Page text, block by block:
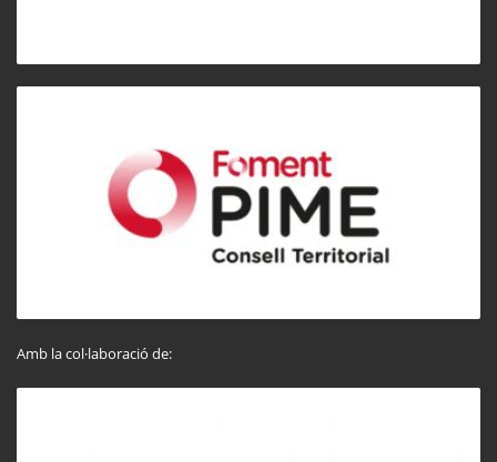
Amb la col·laboració de: